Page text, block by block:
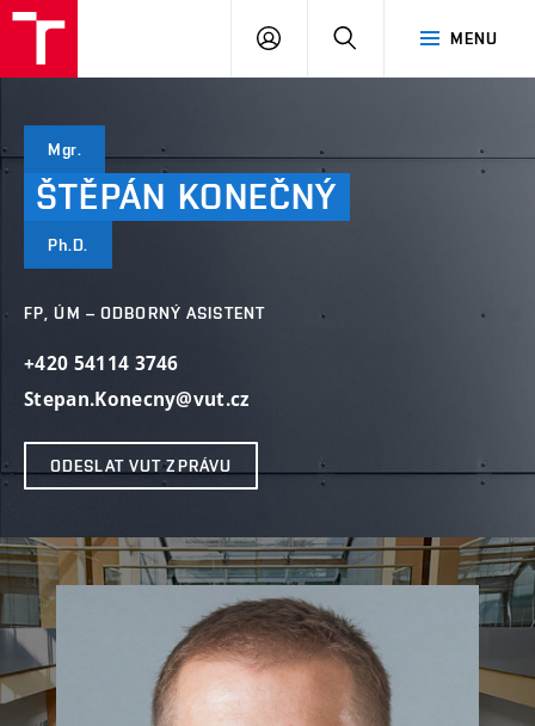
MENU
PŘIHLÁSIT
Mgr.
ŠTĚPÁN KONEČNÝ
Ph.D.
FP, ÚM – ODBORNÝ ASISTENT
+420 54114 3746
Stepan.Konecny@vut.cz
ODESLAT VUT ZPRÁVU